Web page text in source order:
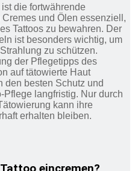
die fortwährende
und Ölen essenziell,
Tattoos zu bewahren. Der
ist besonders wichtig, um
zu schützen.
der Pflegetipps des
auf tätowierte Haut
den besten Schutz und
Pflege langfristig. Nur durch
kann ihre
erhalten bleiben.